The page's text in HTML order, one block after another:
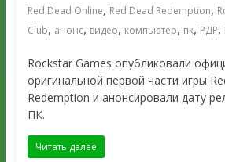
Red Dead Online, Red Dead Redemption,
Club, анонс, видео, компьютер, пк, РДР,
Rockstar Games опубликовали
оригинальной первой части игры
Redemption и анонсировали дату
ПК.
Читать далее